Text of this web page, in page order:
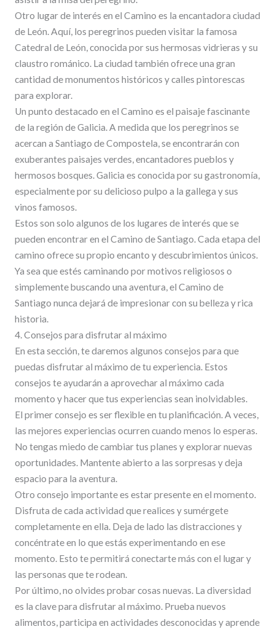
Otro lugar de interés en el Camino es la encantadora ciudad
de León. Aquí, los peregrinos pueden visitar la famosa
Catedral de León, conocida por sus hermosas vidrieras y su
claustro románico. La ciudad también ofrece una gran
cantidad de monumentos históricos y calles pintorescas
para explorar.
Un punto destacado en el Camino es el paisaje fascinante
de la región de Galicia. A medida que los peregrinos se
acercan a Santiago de Compostela, se encontrarán con
exuberantes paisajes verdes, encantadores pueblos y
hermosos bosques. Galicia es conocida por su gastronomía,
especialmente por su delicioso pulpo a la gallega y sus
vinos famosos.
Estos son solo algunos de los lugares de interés que se
pueden encontrar en el Camino de Santiago. Cada etapa del
camino ofrece su propio encanto y descubrimientos únicos.
Ya sea que estés caminando por motivos religiosos o
simplemente buscando una aventura, el Camino de
Santiago nunca dejará de impresionar con su belleza y rica
historia.
4. Consejos para disfrutar al máximo
En esta sección, te daremos algunos consejos para que
puedas disfrutar al máximo de tu experiencia. Estos
consejos te ayudarán a aprovechar al máximo cada
momento y hacer que tus experiencias sean inolvidables.
El primer consejo es ser flexible en tu planificación. A veces,
las mejores experiencias ocurren cuando menos lo esperas.
No tengas miedo de cambiar tus planes y explorar nuevas
oportunidades. Mantente abierto a las sorpresas y deja
espacio para la aventura.
Otro consejo importante es estar presente en el momento.
Disfruta de cada actividad que realices y sumérgete
completamente en ella. Deja de lado las distracciones y
concéntrate en lo que estás experimentando en ese
momento. Esto te permitirá conectarte más con el lugar y
las personas que te rodean.
Por último, no olvides probar cosas nuevas. La diversidad
es la clave para disfrutar al máximo. Prueba nuevos
alimentos, participa en actividades desconocidas y aprende